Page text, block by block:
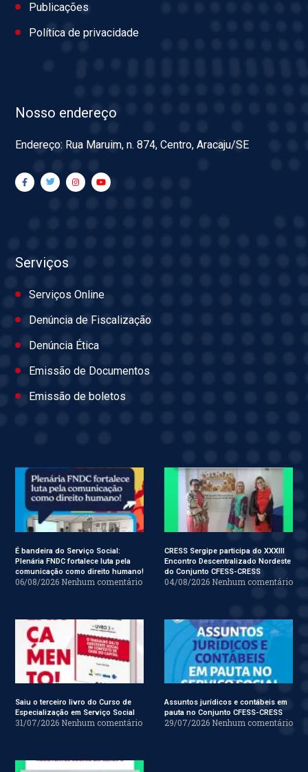
Publicações
Política de privacidade
Nosso endereço
Endereço: Rua Maruim, n. 874, Centro, Aracaju/SE
Serviços
Serviços Online
Denúncia de Fiscalização
Denúncia Ética
Emissão de Documentos
Emissão de boletos
É bandeira do Serviço Social:
Plenária FNDC fortalece luta pela
comunicação como direito humano!
06/08/2026 Nenhum comentário
CRESS Sergipe participa do XXXIII
Encontro Descentralizado Nordeste
do Conjunto CFESS-CRESS
04/08/2026 Nenhum comentário
Saiu o terceiro livro do Curso de
Especialização em Serviço Social
31/07/2026 Nenhum comentário
Assuntos jurídicos e contábeis em
pauta no Conjunto CFESS-CRESS
29/07/2026 Nenhum comentário